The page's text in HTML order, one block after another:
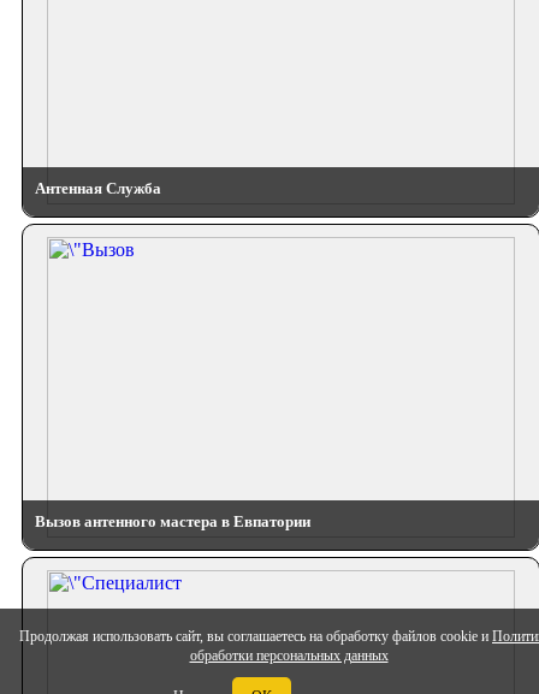
Продолжая использовать сайт, вы соглашаетесь на обработку файлов cookie и
обработки персональных данных
Антенная Служба
Вызов антенного мастера в Евпатории